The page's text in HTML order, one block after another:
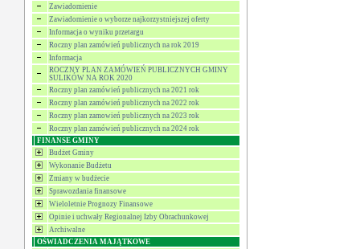
Zawiadomienie
Zawiadomienie o wyborze najkorzystniejszej oferty
Informacja o wyniku przetargu
Roczny plan zamówień publicznych na rok 2019
Informacja
ROCZNY PLAN ZAMÓWIEŃ PUBLICZNYCH GMINY
SULIKÓW NA ROK 2020
Roczny plan zamówień publicznych na 2021 rok
Roczny plan zamówień publicznych na 2022 rok
Roczny plan zamowień publicznych na 2023 rok
Roczny plan zamówień publicznych na 2024 rok
FINANSE GMINY
Budżet Gminy
Wykonanie Budżetu
Zmiany w budżecie
Sprawozdania finansowe
Wieloletnie Prognozy Finansowe
Opinie i uchwały Regionalnej Izby Obrachunkowej
Archiwalne
OŚWIADCZENIA MAJĄTKOWE